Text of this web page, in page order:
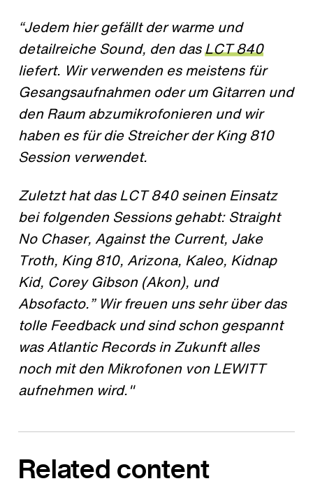
“Jedem hier gefällt der warme und
detailreiche Sound, den dasLCT 840
liefert. Wir verwenden es meistens für
Gesangsaufnahmen oder um Gitarren und
den Raum abzumikrofonieren und wir
haben es für die Streicher der King 810
Session verwendet.
Zuletzt hat das LCT 840 seinen Einsatz
bei folgenden Sessions gehabt: Straight
No Chaser, Against the Current, Jake
Troth, King 810, Arizona, Kaleo, Kidnap
Kid, Corey Gibson (Akon), und
Absofacto.” Wir freuen uns sehr über das
tolle Feedback und sind schon gespannt
was Atlantic Records in Zukunft alles
noch mit den Mikrofonen von LEWITT
aufnehmen wird."
Related content